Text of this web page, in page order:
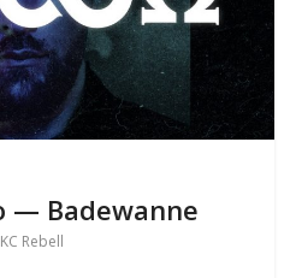
— Badewanne
KC Rebell